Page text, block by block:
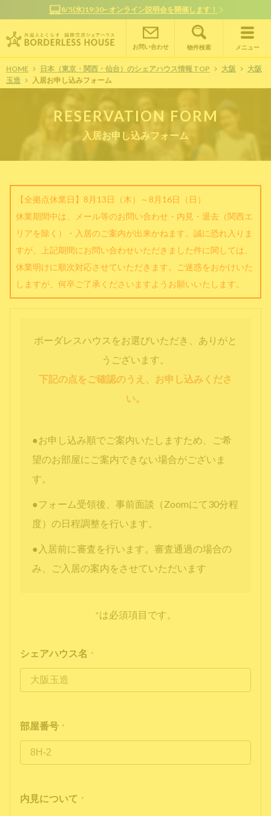
8/5(水)19:30~ オンライン説明会を開催します！
お問い合わせ 物件検索 メニュー
HOME 日本（東京・関西・仙台）のシェアハウス情報 TOP 大阪
大阪
玉造
入居お申し込みフォーム
RESERVATION FORM
入居お申し込みフォーム
【全拠点休業日】8月13日（木）～8月16日（日）
休業期間中は、メール等のお問い合わせ・内見・退去（関西エ
リアを除く）・入居のご案内が出来かねます。誠に恐れ入りま
すが、上記期間にお問い合わせいただきました件に関しては、
休業明けに順次対応させていただきます。ご迷惑をおかけいた
しますが、何卒ご了承くださいますようお願いいたします。
ボーダレスハウスをお選びいただき、ありがと
うございます。
下記の点をご確認のうえ、お申し込みくださ
い。
●お申し込み順でご案内いたしますため、ご希
望のお部屋にご案内できない場合がございま
す。
●フォーム受領後、事前面談（Zoomにて30分程
度）の日程調整を行います。
●入居前に審査を行います。審査通過の場合の
み、ご入居の案内をさせていただいます
*は必須項目です。
シェアハウス名 *
部屋番号 *
内見について *